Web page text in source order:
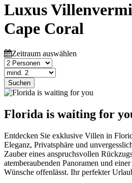
Luxus
Cape Coral
Zeitraum auswählen
Suchen
Florida is waiting for
Entdecken Sie exklusive Villen in
Eleganz, Privatsphäre und
Zauber eines anspruchsvollen
atemberaubenden Panoramen und
Wünsche offenlässt. Ihr perfekter